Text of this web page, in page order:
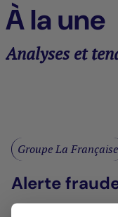
À la une
Analyses et
Groupe La Française
Alerte